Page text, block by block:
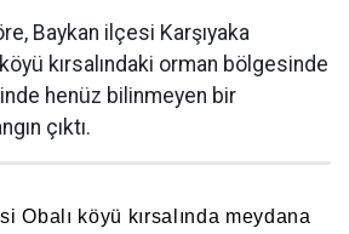
Baykan ilçesi Karşıyaka
kırsalındaki orman bölgesinde
henüz bilinmeyen bir
çıktı.
Obalı köyü kırsalında meydana